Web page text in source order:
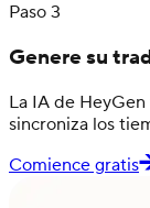
Paso 3
Genere su
La IA de
sincroniza los
Comience gratis